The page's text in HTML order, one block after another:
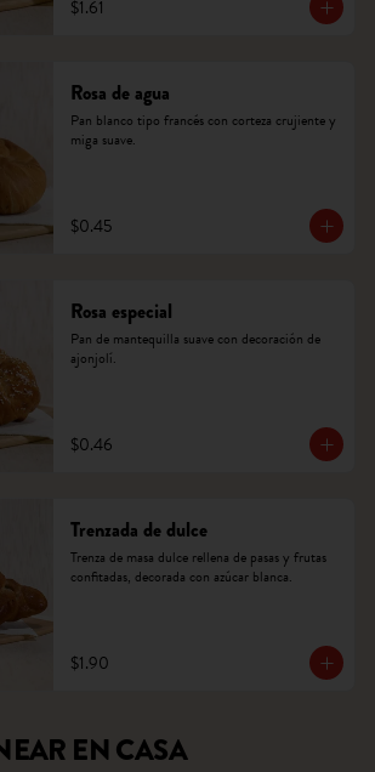
$1.61
Rosa de agua
Pan blanco tipo francés con corteza crujiente y
miga suave.
$0.45
Rosa especial
Pan de mantequilla suave con decoración de
ajonjolí.
$0.46
Trenzada de dulce
Trenza de masa dulce rellena de pasas y frutas
confitadas, decorada con azúcar blanca.
$1.90
EN CASA